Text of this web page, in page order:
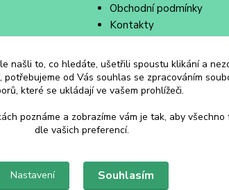
Obchodní podmínky
Kontakty
našli to, co hledáte, ušetřili spoustu klikání a
od Vás souhlas se zpracováním
které se ukládají ve vašem prohlížeči.
poznáme a zobrazíme vám je tak, aby
dle vašich preferencí.
Nastavení Souhlasím